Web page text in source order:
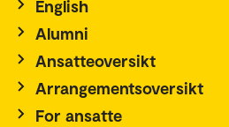
English
Alumni
Ansatteoversikt
Arrangementsoversikt
For ansatte